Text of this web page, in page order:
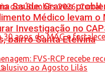
Saúde: Graves
Médico levam o
Investigação no
bairro Santa Etelvina